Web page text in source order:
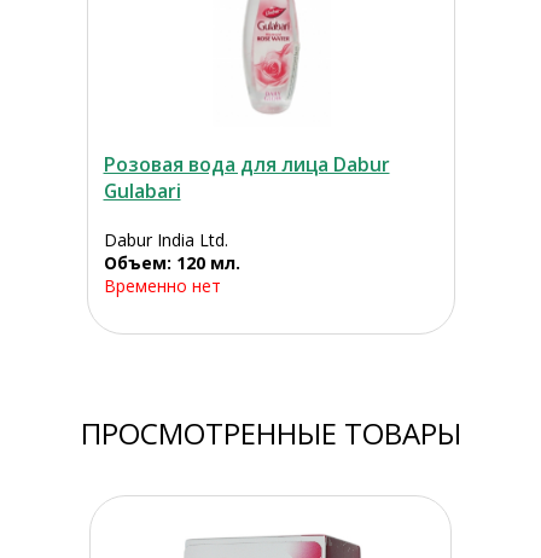
Розовая вода для лица Dabur
Gulabari
Dabur India Ltd.
Объем: 120 мл.
Временно нет
ПРОСМОТРЕННЫЕ ТОВАРЫ